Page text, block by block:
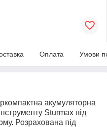
Оплата Умови
акумуляторна
Sturmax під
Розрахована під